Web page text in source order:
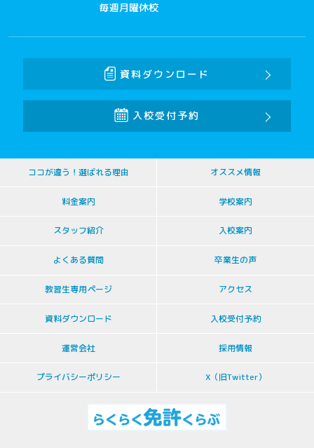
毎週月曜休校
資料ダウンロード
入校受付予約
ココが違う！選ばれる理由 オススメ情報
料金案内 学校案内
スタッフ紹介 入校案内
よくある質問 卒業生の声
教習生専用ページ アクセス
資料ダウンロード 入校受付予約
運営会社 採用情報
プライバシーポリシー X（旧Twitter）